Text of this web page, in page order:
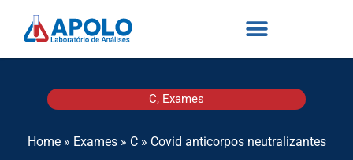
C, Exames
Home» Exames» C» Covid anticorpos neutralizantes